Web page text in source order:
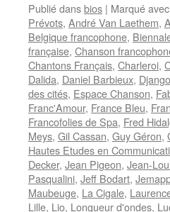
Publié dansbios | Marqué avec
Prévots, André Van Laethem,
Belgique francophone,
française, Chanson
Chantons Français, Charleroi,
Dalida, Daniel Barbieux,
des cités, Espace Chanson,
Franc'Amour, France Bleu,
Francofolies de Spa, Fred
Meys, Gil Cassan, Guy Géron,
Hautes Etudes en
Decker, Jean Pigeon, Jean-
Pasqualini, Jeff Bodart,
Maubeuge, La Cigale,
Lille, Lio, Longueur d'ondes,